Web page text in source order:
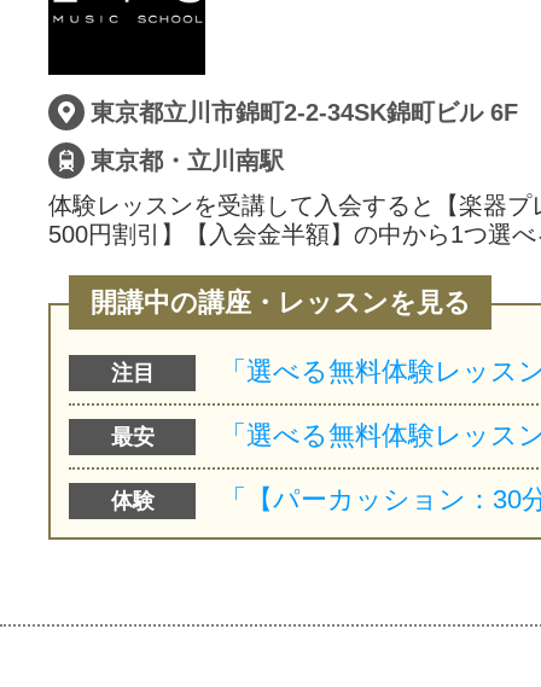
サイトマッ
東京都立川市錦町2-2-34SK錦町ビル 6F
東京都・立川南駅
体験レッスンを受講して入会すると【楽器プ
500円割引】【入会金半額】の中から1つ選
開講中の講座・レッスンを見る
注目
最安
体験